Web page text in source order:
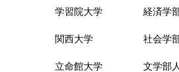
学習院大学 経済学部
関西大学 社会学部メ
立命館大学 文学部人